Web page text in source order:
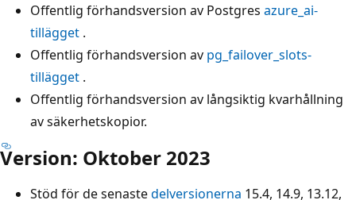
Offentlig förhandsversion av Postgres azure_ai-
tillägget .
Offentlig förhandsversion av pg_failover_slots-
tillägget .
Offentlig förhandsversion av långsiktig kvarhållning
av säkerhetskopior.
Version: Oktober 2023
Stöd för de senastedelversionerna 15.4, 14.9, 13.12,